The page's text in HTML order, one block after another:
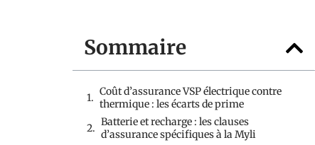
Sommaire
Coût d’assurance VSP électrique contre
thermique : les écarts de prime
Batterie et recharge : les clauses
d’assurance spécifiques à la Myli